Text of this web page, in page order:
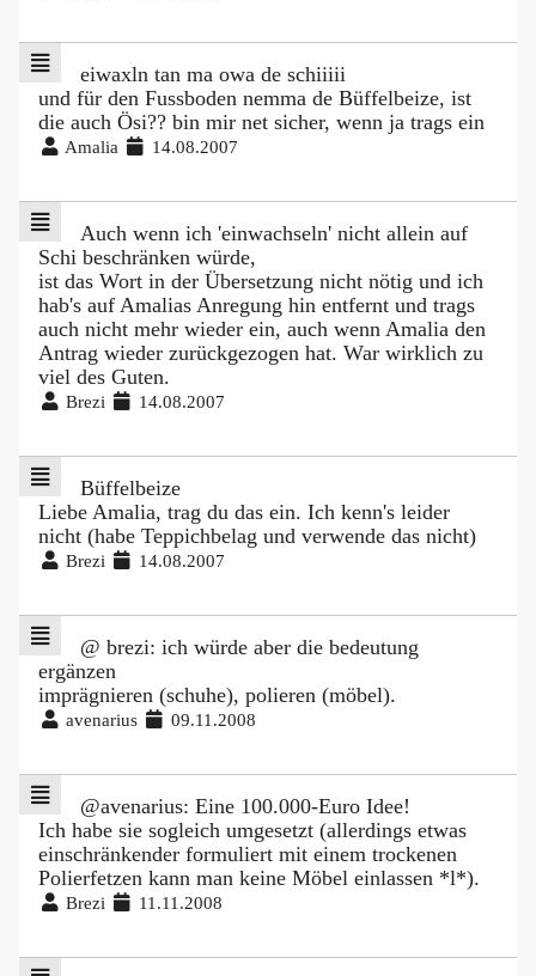
eiwaxln tan ma owa de schiiiii
und für den Fussboden nemma de Büffelbeize, ist
die auch Ösi?? bin mir net sicher, wenn ja trags ein
Amalia 14.08.2007
Auch wenn ich 'einwachseln' nicht allein auf
Schi beschränken würde,
ist das Wort in der Übersetzung nicht nötig und ich
hab's auf Amalias Anregung hin entfernt und trags
auch nicht mehr wieder ein, auch wenn Amalia den
Antrag wieder zurückgezogen hat. War wirklich zu
viel des Guten.
Brezi 14.08.2007
Büffelbeize
Liebe Amalia, trag du das ein. Ich kenn's leider
nicht (habe Teppichbelag und verwende das nicht)
Brezi 14.08.2007
@ brezi: ich würde aber die bedeutung
ergänzen
imprägnieren (schuhe), polieren (möbel).
avenarius 09.11.2008
@avenarius: Eine 100.000-Euro Idee!
Ich habe sie sogleich umgesetzt (allerdings etwas
einschränkender formuliert mit einem trockenen
Polierfetzen kann man keine Möbel einlassen *l*).
Brezi 11.11.2008